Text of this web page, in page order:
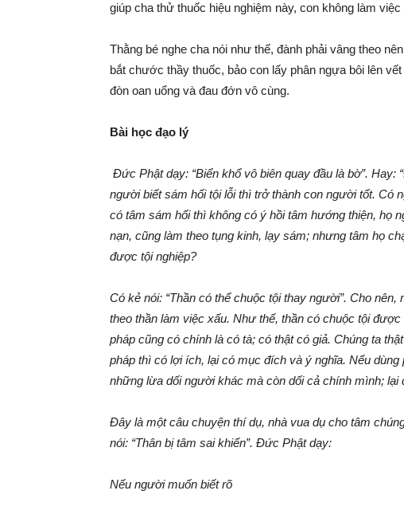
giúp cha thử thuốc hiệu nghiệm này, con không làm
Thằng bé nghe cha nói như thế, đành phải vâng theo
bắt chước thầy thuốc, bảo con lấy phân ngựa bôi lên
đòn oan uổng và đau đớn vô cùng.
Bài học đạo lý
Đức Phật dạy: “Biển khổ vô biên quay đầu là bờ”. Hay:
người biết sám hối tội lỗi thì trở thành con người tốt. Có
có tâm sám hối thì không có ý hồi tâm hướng thiện, họ
nạn, cũng làm theo tụng kinh, lạy sám; nhưng tâm họ
được tội nghiệp?
Có kẻ nói: “Thần có thể chuộc tội thay người”. Cho
theo thần làm việc xấu. Như thế, thần có chuộc tội
pháp cũng có chính là có tà; có thật có giả. Chúng ta
pháp thì có lợi ích, lại có mục đích và ý nghĩa. Nếu
những lừa dối người khác mà còn dối cả chính mình;
Đây là một câu chuyện thí dụ, nhà vua dụ cho tâm
nói: “Thân bị tâm sai khiến”. Đức Phật dạy:
Nếu người muốn biết rõ